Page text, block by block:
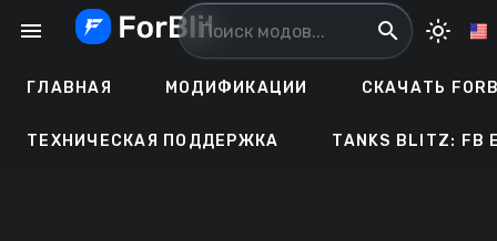
menu search light_mode
ГЛАВНАЯ МОДИФИКАЦИИ СКАЧАТЬ
ТЕХНИЧЕСКАЯ ПОДДЕРЖКА TANKS BLITZ: FB